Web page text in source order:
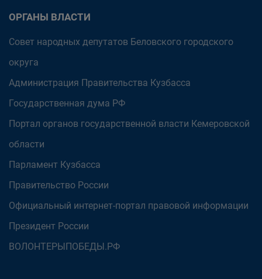
ОРГАНЫ ВЛАСТИ
Совет народных депутатов Беловского городского
округа
Администрация Правительства Кузбасса
Государственная дума РФ
Портал органов государственной власти Кемеровской
области
Парламент Кузбасса
Правительство России
Официальный интернет-портал правовой информации
Президент России
ВОЛОНТЕРЫПОБЕДЫ.РФ